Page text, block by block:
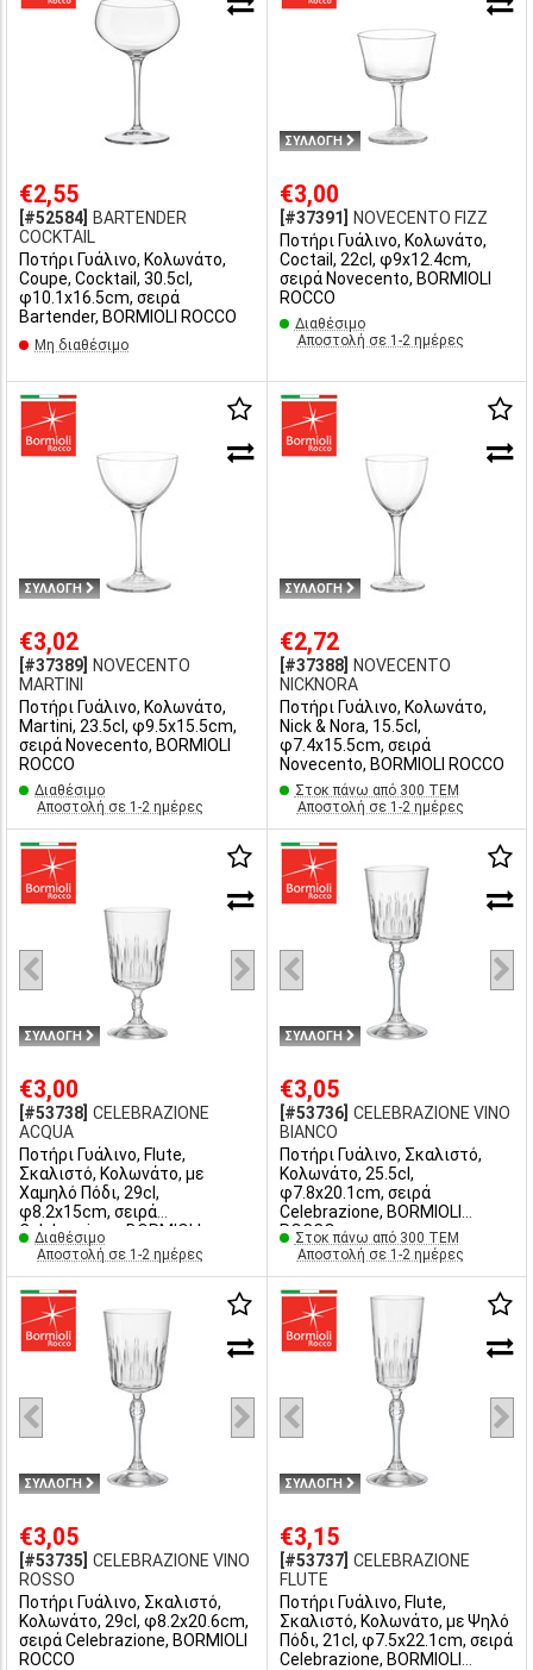
€2,55
[#52584]
BARTENDER
COCKTAIL
Ποτήρι Γυάλινο, Κολωνάτο,
Coupe, Cocktail, 30.5cl,
φ10.1x16.5cm, σειρά
Bartender, BORMIOLI ROCCO
Μη διαθέσιμο
ΣΥΛΛΟΓΗ
€3,00
[#37391]
NOVECENTO FIZZ
Ποτήρι Γυάλινο, Κολωνάτο,
Coctail, 22cl, φ9x12.4cm,
σειρά Novecento, BORMIOLI
ROCCO
Διαθέσιμο
Αποστολή σε 1-2 ημέρες
ΣΥΛΛΟΓΗ
€3,02
[#37389]
NOVECENTO
MARTINI
Ποτήρι Γυάλινο, Κολωνάτο,
Martini, 23.5cl, φ9.5x15.5cm,
σειρά Novecento, BORMIOLI
ROCCO
Διαθέσιμο
Αποστολή σε 1-2 ημέρες
ΣΥΛΛΟΓΗ
€2,72
[#37388]
NOVECENTO
NICKNORA
Ποτήρι Γυάλινο, Κολωνάτο,
Nick & Nora, 15.5cl,
φ7.4x15.5cm, σειρά
Novecento, BORMIOLI ROCCO
Στοκ πάνω από 300 ΤΕΜ
Αποστολή σε 1-2 ημέρες
ΣΥΛΛΟΓΗ
€3,00
[#53738] CELEBRAZIONE
ACQUA
Ποτήρι Γυάλινο, Flute,
Σκαλιστό, Κολωνάτο, με
Χαμηλό Πόδι, 29cl,
φ8.2x15cm, σειρά
Celebrazione, BORMIOLI
ROCCO
Διαθέσιμο
Αποστολή σε 1-2 ημέρες
ΣΥΛΛΟΓΗ
€3,05
[#53736] CELEBRAZIONE VINO
BIANCO
Ποτήρι Γυάλινο, Σκαλιστό,
Κολωνάτο, 25.5cl,
φ7.8x20.1cm, σειρά
Celebrazione, BORMIOLI
ROCCO
Στοκ πάνω από 300 ΤΕΜ
Αποστολή σε 1-2 ημέρες
ΣΥΛΛΟΓΗ
€3,05
[#53735] CELEBRAZIONE VINO
ROSSO
Ποτήρι Γυάλινο, Σκαλιστό,
Κολωνάτο, 29cl, φ8.2x20.6cm,
σειρά Celebrazione, BORMIOLI
ROCCO
ΣΥΛΛΟΓΗ
€3,15
[#53737] CELEBRAZIONE
FLUTE
Ποτήρι Γυάλινο, Flute,
Σκαλιστό, Κολωνάτο, με Ψηλό
Πόδι, 21cl, φ7.5x22.1cm, σειρά
Celebrazione, BORMIOLI